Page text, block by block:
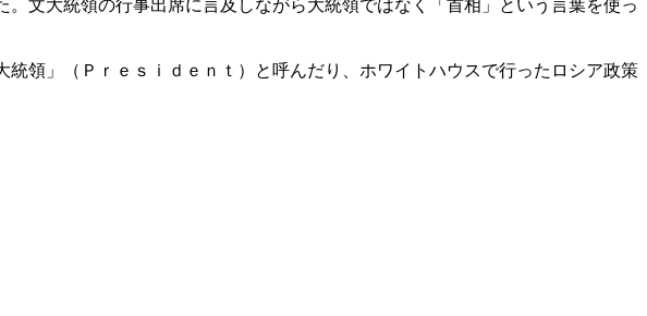
文大統領の行事出席に言及しながら大統領ではなく「首相」という言葉を使っ
領」（Ｐｒｅｓｉｄｅｎｔ）と呼んだり、ホワイトハウスで行ったロシア政策